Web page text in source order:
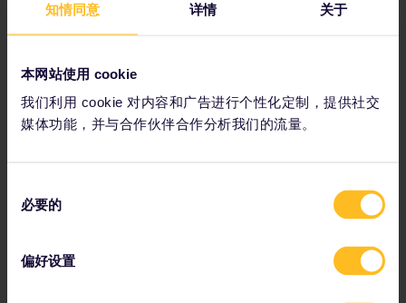
知情同意 详情 关于
本网站使用 cookie
我们利用 cookie 对内容和广告进行个性化定制，提供社交
媒体功能，并与合作伙伴合作分析我们的流量。
必要的
偏好设置
立即开始规划您的Eurail欧铁探奇之旅。
在时间表上查看旅程信息
查看欧洲铁路网络图
使用通票享受折扣